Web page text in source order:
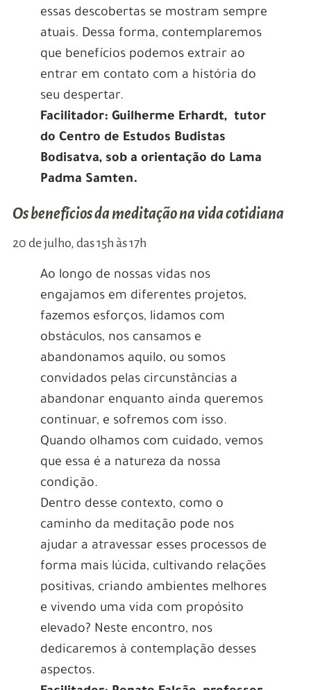
essas descobertas se mostram sempre
atuais. Dessa forma, contemplaremos
que benefícios podemos extrair ao
entrar em contato com a história do
seu despertar.
Facilitador: Guilherme Erhardt, tutor
do Centro de Estudos Budistas
Bodisatva, sob a orientação do Lama
Padma Samten.
Os benefícios da meditação na vida cotidiana
20 de julho, das 15h às 17h
Ao longo de nossas vidas nos
engajamos em diferentes projetos,
fazemos esforços, lidamos com
obstáculos, nos cansamos e
abandonamos aquilo, ou somos
convidados pelas circunstâncias a
abandonar enquanto ainda queremos
continuar, e sofremos com isso.
Quando olhamos com cuidado, vemos
que essa é a natureza da nossa
condição.
Dentro desse contexto, como o
caminho da meditação pode nos
ajudar a atravessar esses processos de
forma mais lúcida, cultivando relações
positivas, criando ambientes melhores
e vivendo uma vida com propósito
elevado? Neste encontro, nos
dedicaremos à contemplação desses
aspectos.